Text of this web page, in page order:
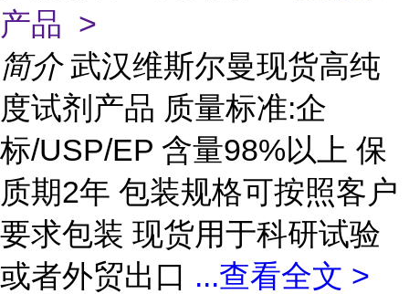
产品 >
简介 武汉维斯尔曼现货高纯
度试剂产品 质量标准:企
标/USP/EP 含量98%以上 保
质期2年 包装规格可按照客户
要求包装 现货用于科研试验
或者外贸出口 ...查看全文 >